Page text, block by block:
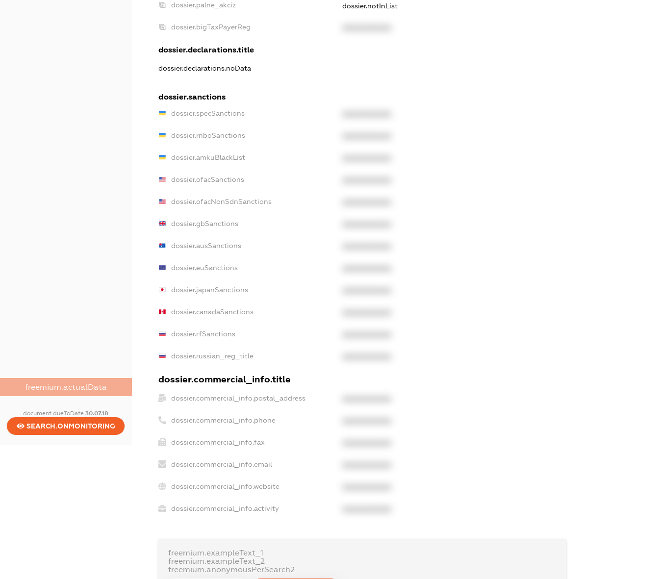
freemium.actualData
document.dueToDate30.07.18
SEARCH.ONMONITORING
dossier.palne_akciz dossier.notInList
dossier.bigTaxPayerReg
dossier.declarations.title
dossier.declarations.noData
dossier.sanctions
dossier.specSanctions
dossier.rnboSanctions
dossier.amkuBlackList
dossier.ofacSanctions
dossier.ofacNonSdnSanctions
dossier.gbSanctions
dossier.ausSanctions
dossier.euSanctions
dossier.japanSanctions
dossier.canadaSanctions
dossier.rfSanctions
dossier.russian_reg_title
dossier.commercial_info.title
dossier.commercial_info.postal_address
dossier.commercial_info.phone
dossier.commercial_info.fax
dossier.commercial_info.email
dossier.commercial_info.website
dossier.commercial_info.activity
freemium.exampleText_1
freemium.exampleText_2
freemium.anonymousPerSearch2